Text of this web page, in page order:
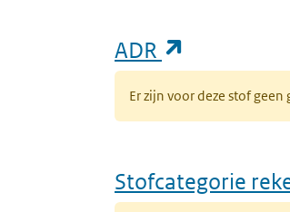
ADR
Er zijn voor deze stof
Stofcategorie